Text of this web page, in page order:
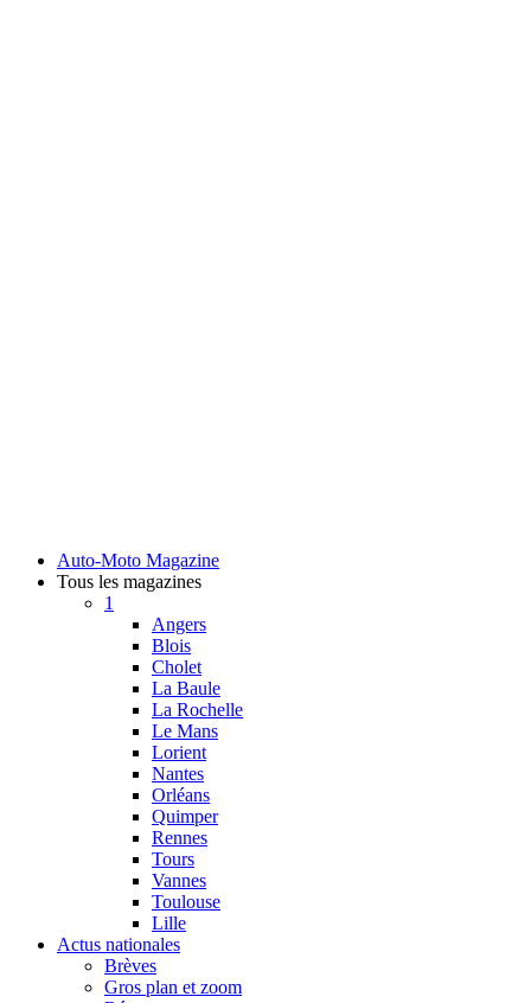
Auto-Moto Magazine
Tous les magazines
1
Angers
Blois
Cholet
La Baule
La Rochelle
Le Mans
Lorient
Nantes
Orléans
Quimper
Rennes
Tours
Vannes
Toulouse
Lille
Actus nationales
Brèves
Gros plan et zoom